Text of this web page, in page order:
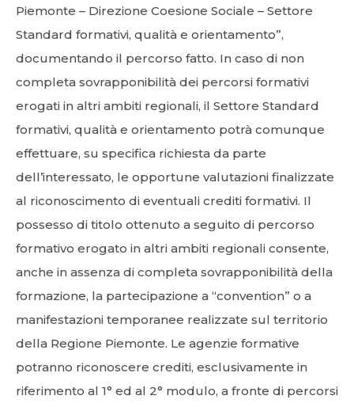
Piemonte – Direzione Coesione Sociale – Settore
Standard formativi, qualità e orientamento”,
documentando il percorso fatto. In caso di non
completa sovrapponibilità dei percorsi formativi
erogati in altri ambiti regionali, il Settore Standard
formativi, qualità e orientamento potrà comunque
effettuare, su specifica richiesta da parte
dell’interessato, le opportune valutazioni finalizzate
al riconoscimento di eventuali crediti formativi. Il
possesso di titolo ottenuto a seguito di percorso
formativo erogato in altri ambiti regionali consente,
anche in assenza di completa sovrapponibilità della
formazione, la partecipazione a “convention” o a
manifestazioni temporanee realizzate sul territorio
della Regione Piemonte. Le agenzie formative
potranno riconoscere crediti, esclusivamente in
riferimento al 1° ed al 2° modulo, a fronte di percorsi